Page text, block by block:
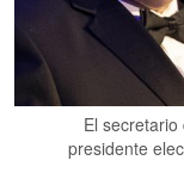
El
presidente